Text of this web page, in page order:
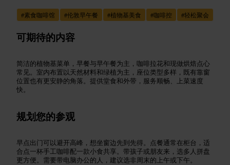
#素食咖啡馆 #伦敦早午餐 #植物基美食 #咖啡控 #轻松聚会
可期待的内容
简洁的植物基菜单，早餐与早午餐为主，咖啡拉花和现做烘焙点心
常见。室内布置以天然材料和绿植为主，座位类型多样，既有靠窗
位置也有更安静的角落。提供堂食和外带，服务顺畅、上菜速度
快。
规划您的参观
早点出门可以避开高峰，想坐窗边先到先得。点餐通常在柜台，适
合点一杯手工咖啡配一款小食共享。带孩子或朋友来，选多人拼盘
更方便。需要带电脑办公的人，建议选非周末的上午或下午。